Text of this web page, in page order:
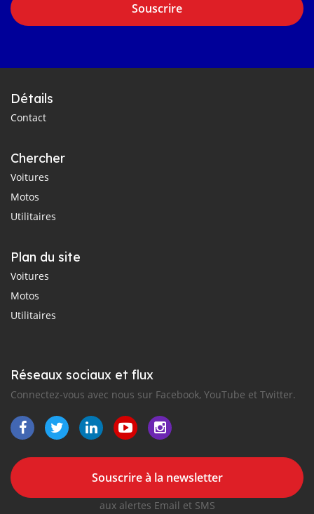
Souscrire
Détails
Contact
Chercher
Voitures
Motos
Utilitaires
Plan du site
Voitures
Motos
Utilitaires
Réseaux sociaux et flux
Connectez-vous avec nous sur Facebook, YouTube et Twitter.
Souscrire à la newsletter
aux alertes Email et SMS